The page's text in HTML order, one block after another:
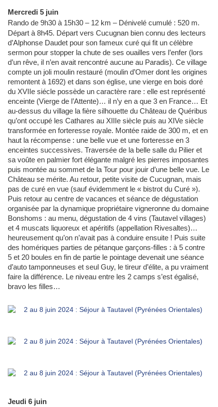
Mercredi 5 juin
Rando de 9h30 à 15h30 – 12 km – Dénivelé cumulé : 520 m.
Départ à 8h45. Départ vers Cucugnan bien connu des lecteurs
d’Alphonse Daudet pour son fameux curé qui fit un célèbre
sermon pour stopper la chute de ses ouailles vers l’enfer (lors
d’un rêve, il n’en avait rencontré aucune au Paradis). Ce village
compte un joli moulin restauré (moulin d’Omer dont les origines
remontent à 1692) et dans son église, une vierge en bois doré
du XVIIe siécle possède un caractère rare : elle est représenté
enceinte (Vierge de l’Attente)… il n’y en a que 3 en France… Et
au-dessus du village la fière silhouette du Château de Quéribus
qu’ont occupé les Cathares au XIIIe siècle puis au XIVe siècle
transformée en forteresse royale. Montée raide de 300 m, et en
haut la récompense : une belle vue et une forteresse en 3
enceintes successives. Traversée de la belle salle du Pilier et
sa voûte en palmier fort élégante malgré les pierres imposantes
puis montée au sommet de la Tour pour jouir d’une belle vue. Le
Château se mérite. Au retour, petite visite de Cucugnan, mais
pas de curé en vue (sauf évidemment le « bistrot du Curé »).
Puis retour au centre de vacances et séance de dégustation
organisée par la dynamique propriétaire vigneronne du domaine
Bonshoms : au menu, dégustation de 4 vins (Tautavel villages)
et 4 muscats liquoreux et apéritifs (appellation Rivesaltes)…
heureusement qu’on n’avait pas à conduire ensuite ! Puis suite
des homériques parties de pétanque garçons-filles : à 5 contre
5 et 20 boules en fin de partie le pointage devenait une séance
d’auto tamponneuses et seul Guy, le tireur d’élite, a pu vraiment
faire la différence. Le niveau entre les 2 camps s’est égalisé,
bravo les filles…
Jeudi 6 juin